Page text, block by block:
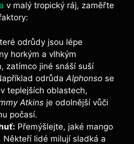
v malý tropický ráj, zaměřte
odrůdy jsou lépe
horkým a vlhkým
zatímco jiné snáší suší
odrůda Alphonso se
teplejších oblastech,
Atkins je odolnější vůči
počasí.
Přemýšlejte, jaké mango
Někteří lidé milují sladká a